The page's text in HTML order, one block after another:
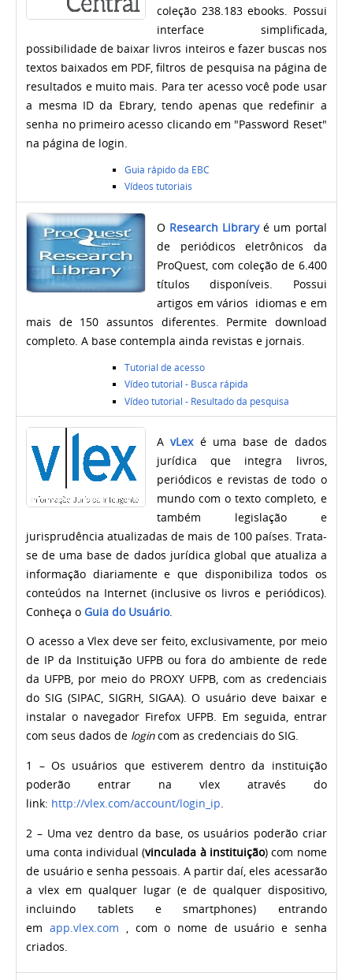
coleção 238.183 ebooks. Possui
interface simplificada,
possibilidade de baixar livros inteiros e fazer buscas nos
textos baixados em PDF, filtros de pesquisa na página de
resultados e muito mais. Para ter acesso você pode usar
a mesma ID da Ebrary, tendo apenas que redefinir a
senha no primeiro acesso clicando em "Password Reset"
na página de login.
Guia rápido da EBC
Vídeos tutoriais
O Research Libraryé um portal
de periódicos eletrônicos da
ProQuest, com coleção de 6.400
títulos disponíveis. Possui
artigos em vários idiomas e em
mais de 150 assuntos diferentes. Permite download
completo. A base contempla ainda revistas e jornais.
Tutorial de acesso
Vídeo tutorial - Busca rápida
Vídeo tutorial - Resultado da pesquisa
AvLex é uma base de dados
jurídica que integra livros,
periódicos e revistas de todo o
mundo com o texto completo, e
também legislação e
jurisprudência atualizadas de mais de 100 países. Trata-
se de uma base de dados jurídica global que atualiza a
informação diariamente e que disponibiliza todos os
conteúdos na Internet (inclusive os livros e periódicos).
Conheça o Guia do Usuário.
O acesso a Vlex deve ser feito, exclusivamente, por meio
de IP da Instituição UFPB ou fora do ambiente de rede
da UFPB, por meio do PROXY UFPB, com as credenciais
do SIG (SIPAC, SIGRH, SIGAA). O usuário deve baixar e
instalar o navegador Firefox UFPB. Em seguida, entrar
com seus dados de logincom as credenciais do SIG.
1 – Os usuários que estiverem dentro da instituição
poderão entrar na vlex através do
link: http://vlex.com/account/login_ip.
2 – Uma vez dentro da base, os usuários poderão criar
uma conta individual (vinculada à instituição) com nome
de usuário e senha pessoais. A partir daí, eles acessarão
a vlex em qualquer lugar (e de qualquer dispositivo,
incluindo tablets e smartphones) entrando
emapp.vlex.com , com o nome de usuário e senha
criados.